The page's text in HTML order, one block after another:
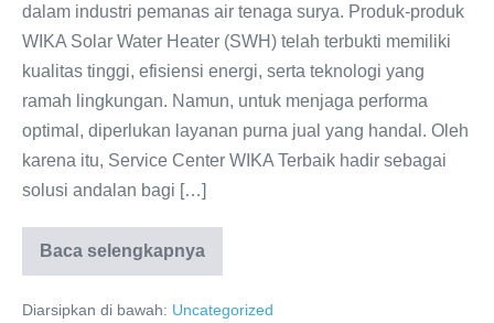
dalam industri pemanas air tenaga surya. Produk-produk
WIKA Solar Water Heater (SWH) telah terbukti memiliki
kualitas tinggi, efisiensi energi, serta teknologi yang
ramah lingkungan. Namun, untuk menjaga performa
optimal, diperlukan layanan purna jual yang handal. Oleh
karena itu, Service Center WIKA Terbaik hadir sebagai
solusi andalan bagi […]
Baca selengkapnya
Service
Center
Terbaik:
Diarsipkan di bawah: Uncategorized